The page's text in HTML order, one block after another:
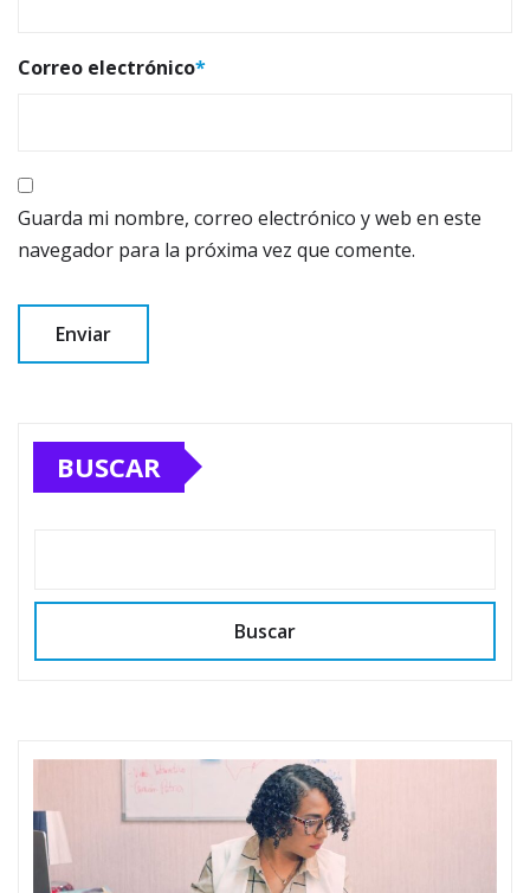
Correo electrónico*
Guarda mi nombre, correo electrónico y web en este
navegador para la próxima vez que comente.
BUSCAR
Buscar